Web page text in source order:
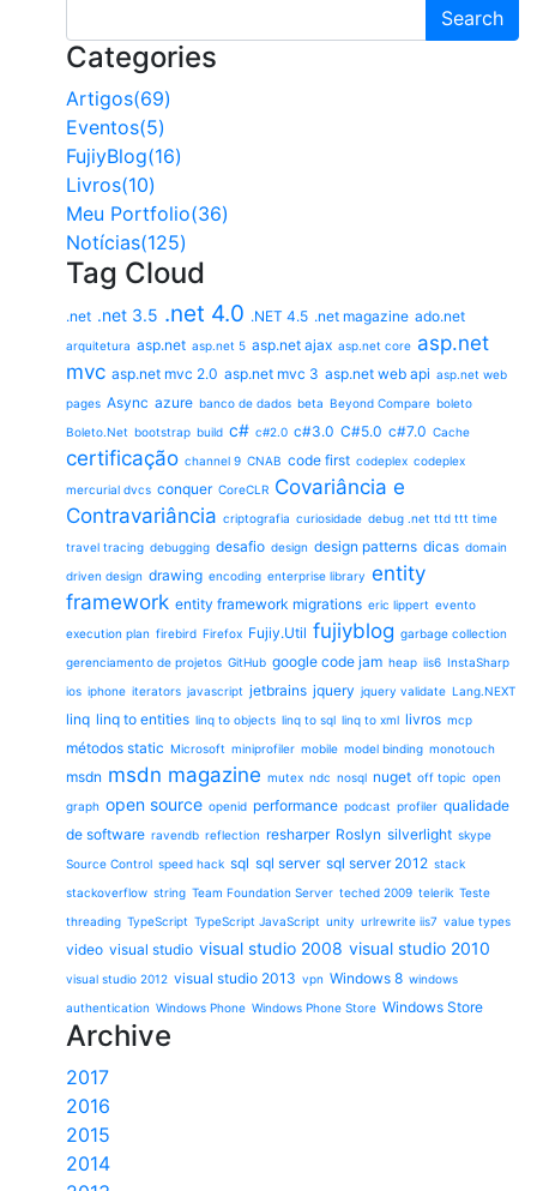
Search
Categories
Artigos(69)
Eventos(5)
FujiyBlog(16)
Livros(10)
Meu Portfolio(36)
Notícias(125)
Tag Cloud
.net .net 3.5 .net 4.0 .NET 4.5 .net magazine ado.net
arquitetura asp.net asp.net 5 asp.net ajax asp.net core asp.net
mvc asp.net mvc 2.0 asp.net mvc 3 asp.net web api asp.net web
pages Async azure banco de dados beta Beyond Compare boleto
Boleto.Net bootstrap build c# c#2.0 c#3.0 C#5.0 c#7.0 Cache
certificação channel 9 CNAB code first codeplex codeplex
mercurial dvcs conquer CoreCLR Covariância e
Contravariância criptografia curiosidade debug .net ttd ttt time
travel tracing debugging desafio design design patterns dicas domain
driven design drawing encoding enterprise library entity
framework entity framework migrations eric lippert evento
execution plan firebird Firefox Fujiy.Util fujiyblog garbage collection
gerenciamento de projetos GitHub google code jam heap iis6 InstaSharp
ios iphone iterators javascript jetbrains jquery jquery validate Lang.NEXT
linq linq to entities linq to objects linq to sql linq to xml livros mcp
métodos static Microsoft miniprofiler mobile model binding monotouch
msdn msdn magazine mutex ndc nosql nuget off topic open
graph open source openid performance podcast profiler qualidade
de software ravendb reflection resharper Roslyn silverlight skype
Source Control speed hack sql sql server sql server 2012 stack
stackoverflow string Team Foundation Server teched 2009 telerik Teste
threading TypeScript TypeScript JavaScript unity urlrewrite iis7 value types
video visual studio visual studio 2008 visual studio 2010
visual studio 2012 visual studio 2013 vpn Windows 8 windows
authentication Windows Phone Windows Phone Store Windows Store
Archive
2017
2016
2015
2014